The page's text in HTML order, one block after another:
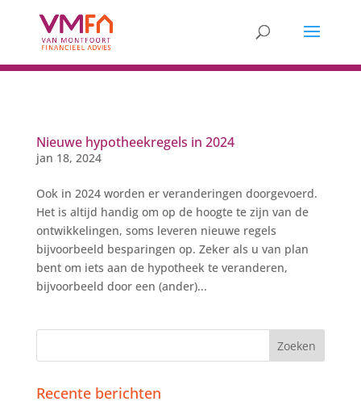
Nieuwe hypotheekregels in 2024
jan 18, 2024
Ook in 2024 worden er veranderingen doorgevoerd.
Het is altijd handig om op de hoogte te zijn van de
ontwikkelingen, soms leveren nieuwe regels
bijvoorbeeld besparingen op. Zeker als u van plan
bent om iets aan de hypotheek te veranderen,
bijvoorbeeld door een (ander)...
Recente berichten